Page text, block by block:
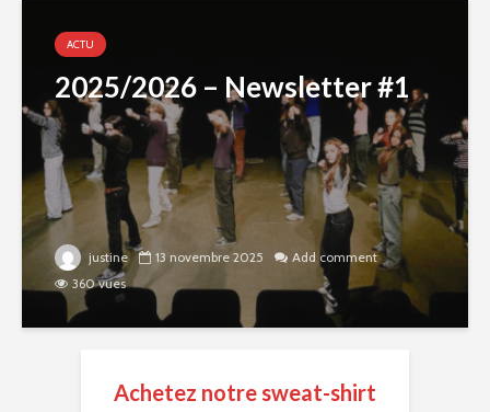
ACTU
2025/2026 – Newsletter #1
justine 13 novembre 2025
Add comment
360 vues
Achetez notre sweat-shirt